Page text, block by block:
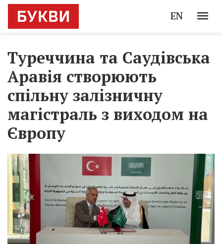
EN
Туреччина та Саудівська
Аравія створюють
спільну залізничну
магістраль з виходом на
Європу